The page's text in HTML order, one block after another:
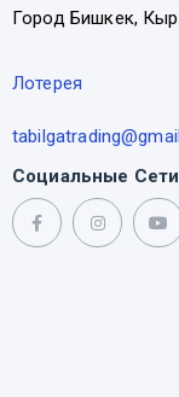
Город Бишкек,
Лотерея
Социальные